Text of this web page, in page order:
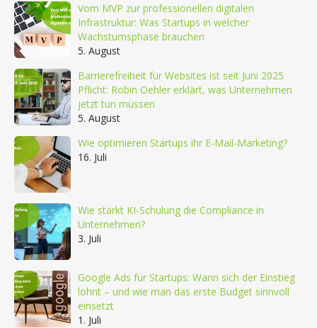
Vom MVP zur professionellen digitalen
Infrastruktur: Was Startups in welcher
Wachstumsphase brauchen
5. August
Barrierefreiheit für Websites ist seit Juni 2025
Pflicht: Robin Oehler erklärt, was Unternehmen
jetzt tun müssen
5. August
Wie optimieren Startups ihr E-Mail-Marketing?
16. Juli
Wie stärkt KI-Schulung die Compliance in
Unternehmen?
3. Juli
Google Ads für Startups: Wann sich der Einstieg
lohnt – und wie man das erste Budget sinnvoll
einsetzt
1. Juli